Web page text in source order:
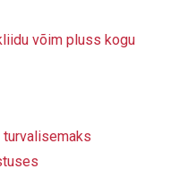
võim pluss kogu